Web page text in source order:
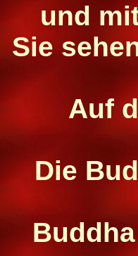
und
Sie
Auf
Die